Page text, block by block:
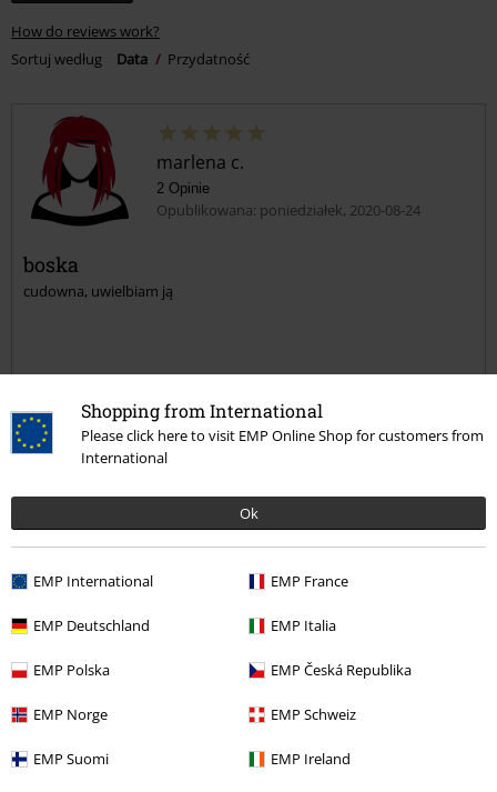
Shopping from International
Please click here to visit EMP Online Shop for customers from
International
Ok
EMP International EMP France
EMP Deutschland EMP Italia
EMP Polska EMP Česká Republika
EMP Norge EMP Schweiz
EMP Suomi EMP Ireland
How do reviews work?
Sortuj według
Data Przydatność
marlena c.
2 Opinie
Opublikowana: poniedziałek, 2020-08-24
boska
cudowna, uwielbiam ją
Jakość
5
Krój
5
Komentarz